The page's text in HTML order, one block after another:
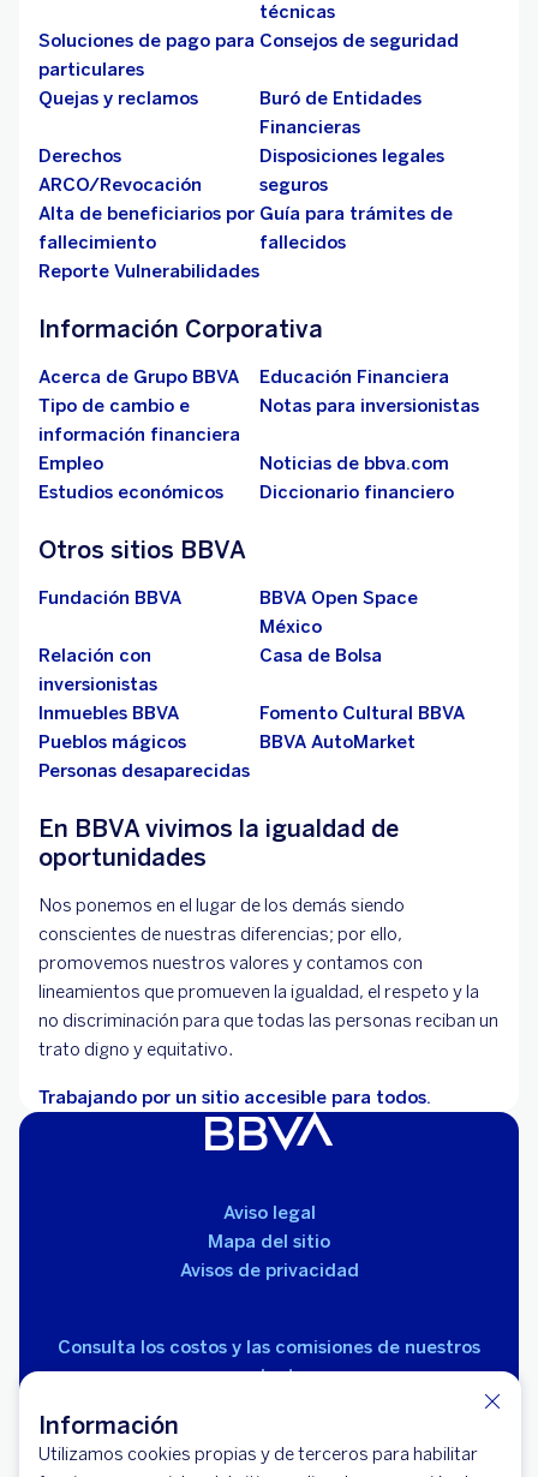
Información
Utilizamos cookies propias y de terceros para habilitar
técnicas
Soluciones de pago para
particulares
Consejos de seguridad
Quejas y reclamos
Buró de Entidades
Financieras
Derechos
ARCO/Revocación
Disposiciones legales
seguros
Alta de beneficiarios por
fallecimiento
Guía para trámites de
fallecidos
Reporte Vulnerabilidades
Información Corporativa
Acerca de Grupo BBVA
Educación Financiera
Tipo de cambio e
información financiera
Notas para inversionistas
Empleo
Noticias de bbva.com
Estudios económicos
Diccionario financiero
Otros sitios BBVA
Fundación BBVA
BBVA Open Space
México
Relación con
inversionistas
Casa de Bolsa
Inmuebles BBVA
Fomento Cultural BBVA
Pueblos mágicos
BBVA AutoMarket
Personas desaparecidas
En BBVA vivimos la igualdad de
oportunidades
Nos ponemos en el lugar de los demás siendo
conscientes de nuestras diferencias; por ello,
promovemos nuestros valores y contamos con
lineamientos que promueven la igualdad, el respeto y la
no discriminación para que todas las personas reciban un
trato digno y equitativo.
Trabajando por un sitio accesible para todos.
Aviso legal
Mapa del sitio
Avisos de privacidad
Consulta los costos y las comisiones de nuestros
productos